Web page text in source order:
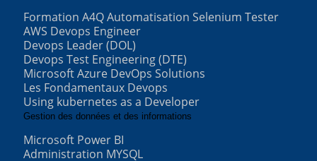
Formation A4Q Automatisation Selenium Tester
AWS Devops Engineer
Devops Leader (DOL)
Devops Test Engineering (DTE)
Microsoft Azure DevOps Solutions
Les Fondamentaux Devops
Using kubernetes as a Developer
Gestion des données et des informations
Microsoft Power BI
Administration MYSQL